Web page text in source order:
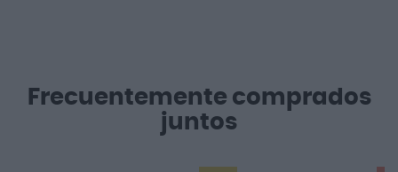
Frecuentemente comprados
juntos